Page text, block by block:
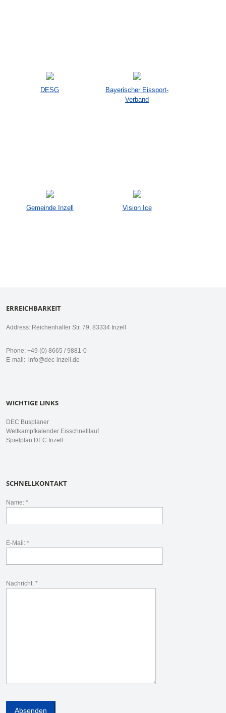
DESG
Bayerischer Eissport-
Verband
Gemeinde Inzell Vision Ice
ERREICHBARKEIT
Address: Reichenhaller Str. 79, 83334 Inzell
Phone: +49 (0) 8665 / 9881-0
E-mail: info@dec-inzell.de
WICHTIGE LINKS
DEC Busplaner
Wettkampfkalender Eisschnelllauf
Spielplan DEC Inzell
SCHNELLKONTAKT
Name: *
E-Mail: *
Nachricht: *